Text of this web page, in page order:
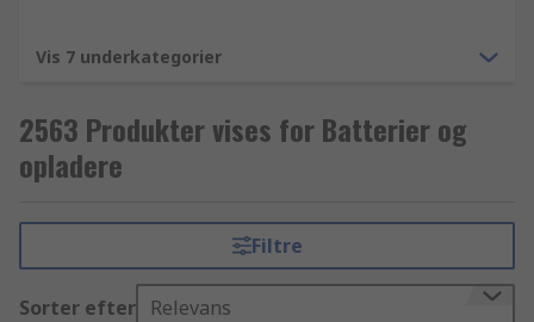
Vis 7 underkategorier
2563 Produkter vises for Batterier og
opladere
Filtre
Sorter efter Relevans